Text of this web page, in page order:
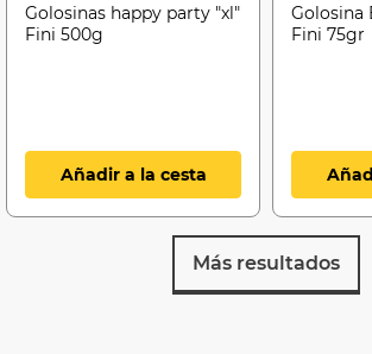
Golosinas happy party "xl"
Fini 500g
Añadir a la cesta
Golosina
Fini 75gr
Más resultados